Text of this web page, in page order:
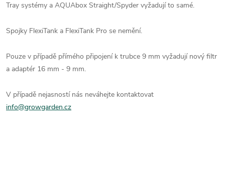
Tray systémy a AQUAbox Straight/Spyder vyžadují to samé.
Spojky FlexiTank a FlexiTank Pro se nemění.
Pouze v případě přímého připojení k trubce 9 mm vyžadují nový filtr
a adaptér 16 mm - 9 mm.
V případě nejasností nás neváhejte kontaktovat
info@growgarden.cz